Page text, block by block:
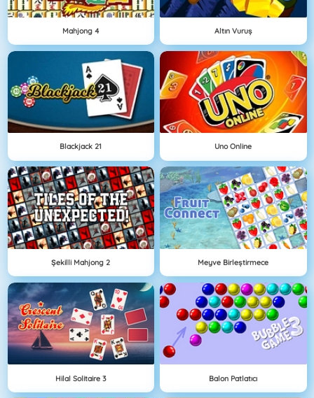
Mahjong 4 Altın Vuruş
Blackjack 21 Uno Online
Şekilli Mahjong 2 Meyve Birleştirmece
Hilal Solitaire 3 Balon Patlatıcı